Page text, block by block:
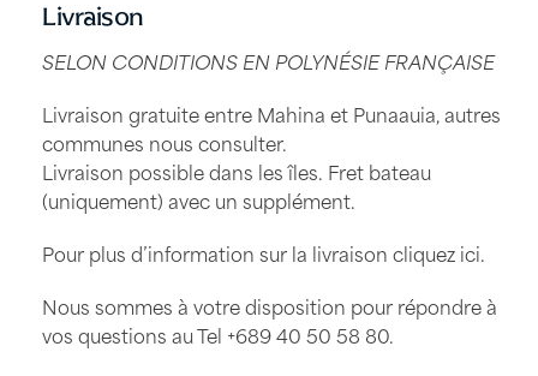
Livraison
SELON CONDITIONS EN POLYNÉSIE FRANÇAISE
Livraison gratuite entre Mahina et Punaauia, autres
communes nous consulter.
Livraison possible dans les îles. Fret bateau
(uniquement) avec un supplément.
Pour plus d’information sur la livraisoncliquez ici.
Nous sommes à votre disposition pour répondre à
vos questions au Tel +689 40 50 58 80.